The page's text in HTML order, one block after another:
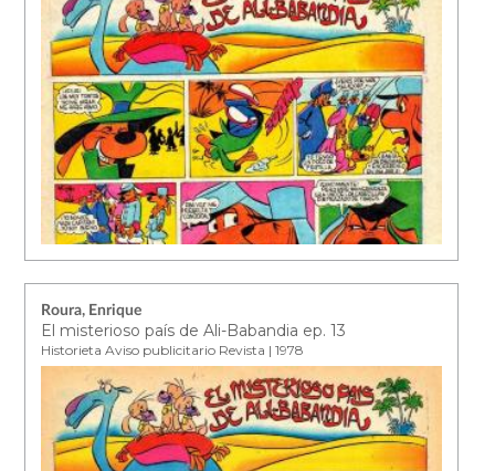
Roura, Enrique
El misterioso país de Ali-Babandia ep. 13
Historieta Aviso publicitario Revista | 1978